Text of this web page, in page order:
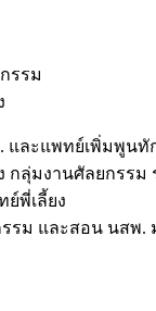
รรม
และแพทย์เพิ่มพูน
กลุ่มงานศัลยกรร
ย์พี่เลี้ยง
รม และสอน นสพ.